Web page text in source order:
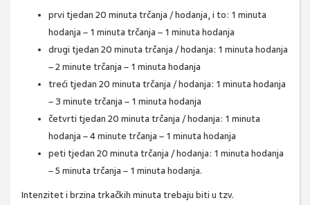
prvi tjedan 20 minuta trčanja / hodanja, i to: 1 minuta
hodanja – 1 minuta trčanja – 1 minuta hodanja
drugi tjedan 20 minuta trčanja / hodanja: 1 minuta hodanja
– 2 minute trčanja – 1 minuta hodanja
treći tjedan 20 minuta trčanja / hodanja: 1 minuta hodanja
– 3 minute trčanja – 1 minuta hodanja
četvrti tjedan 20 minuta trčanja / hodanja: 1 minuta
hodanja – 4 minute trčanja – 1 minuta hodanja
peti tjedan 20 minuta trčanja / hodanja: 1 minuta hodanja
– 5 minuta trčanja – 1 minuta hodanja.
Intenzitet i brzina trkačkih minuta trebaju biti u tzv.